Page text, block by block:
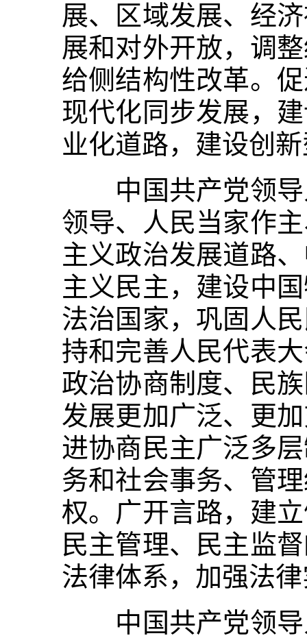
展、区域发展、经
展和对外开放，调
给侧结构性改革。
现代化同步发展，
业化道路，建设创
中国共产党领导
领导、人民当家作
主义政治发展道路
主义民主，建设中
法治国家，巩固人
持和完善人民代表
政治协商制度、民
发展更加广泛、更
进协商民主广泛多
务和社会事务、管
权。广开言路，建
民主管理、民主监
法律体系，加强法
中国共产党领导